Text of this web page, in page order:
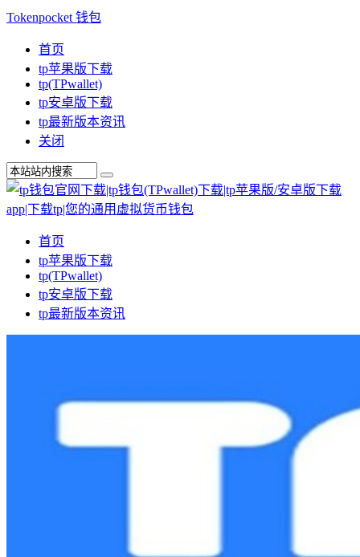
Tokenpocket 钱包
首页
tp苹果版下载
tp(TPwallet)
tp安卓版下载
tp最新版本资讯
关闭
首页
tp苹果版下载
tp(TPwallet)
tp安卓版下载
tp最新版本资讯